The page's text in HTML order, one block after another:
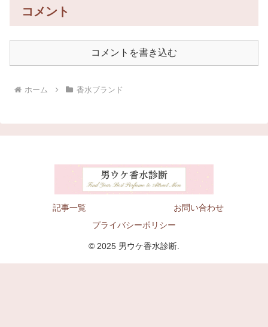
コメント
コメントを書き込む
ホーム 香水ブランド
記事一覧
お問い合わせ
プライバシーポリシー
© 2025 男ウケ香水診断.